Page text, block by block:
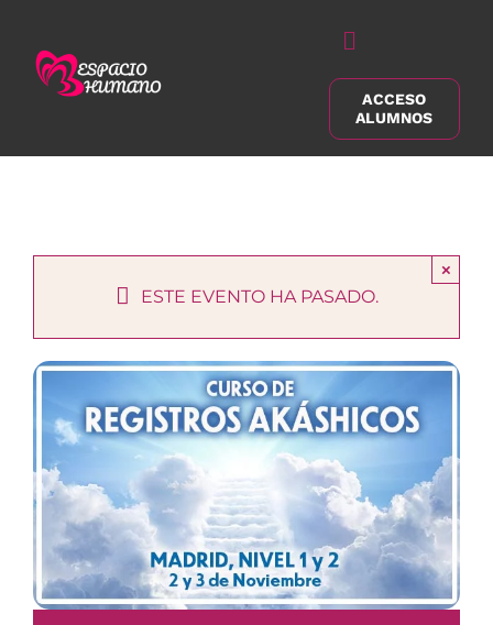
contenido
Alternar
navegación
Buscar:
ACCESO
ALUMNOS
ESTE EVENTO HA PASADO.
×